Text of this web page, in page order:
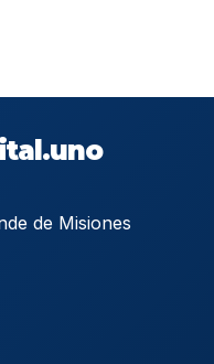
de Misiones